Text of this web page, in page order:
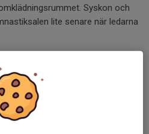
Syskon och
lite senare när ledarna